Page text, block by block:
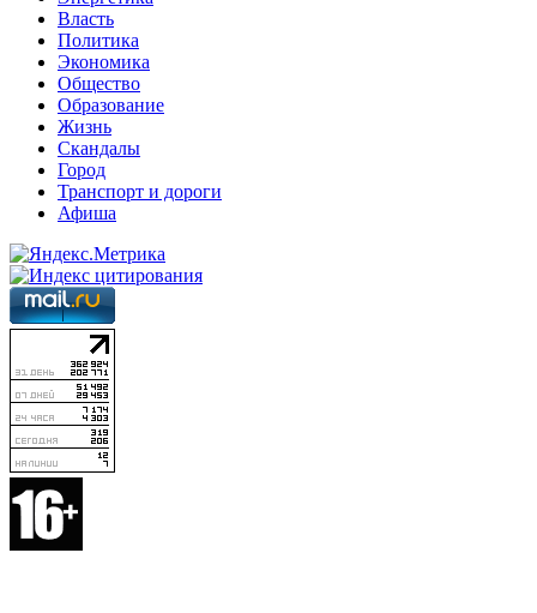
Власть
Политика
Экономика
Общество
Образование
Жизнь
Скандалы
Город
Транспорт и дороги
Афиша